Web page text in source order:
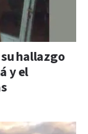
hallazgo
y el